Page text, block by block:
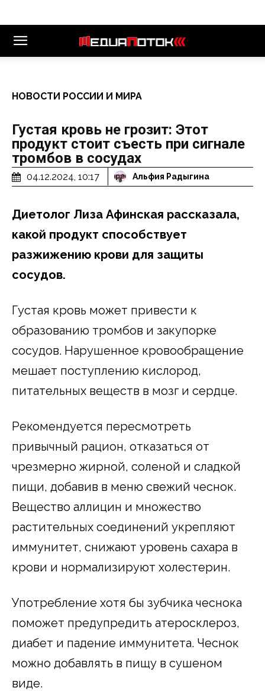
НОВОСТИ РОССИИ И МИРА
Густая кровь не грозит: Этот
продукт стоит съесть при сигнале
тромбов в сосудах
04.12.2024, 10:17 Альфия Радыгина
Диетолог Лиза Афинская рассказала,
какой продукт способствует
разжижению крови для защиты
сосудов.
Густая кровь может привести к
образованию тромбов и закупорке
сосудов. Нарушенное кровообращение
мешает поступлению кислород,
питательных веществ в мозг и сердце.
Рекомендуется пересмотреть
привычный рацион, отказаться от
чрезмерно жирной, соленой и сладкой
пищи, добавив в меню свежий чеснок.
Вещество аллицин и множество
растительных соединений укрепляют
иммунитет, снижают уровень сахара в
крови и нормализируют холестерин.
Употребление хотя бы зубчика чеснока
поможет предупредить атеросклероз,
диабет и падение иммунитета. Чеснок
можно добавлять в пищу в сушеном
виде.